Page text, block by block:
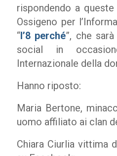
rispondendo a
Ossigeno per
“l’8 perché”, che
social in
Internazionale della
Hanno riposto:
Maria Bertone,
uomo affiliato ai clan
Chiara Ciurlia vittima